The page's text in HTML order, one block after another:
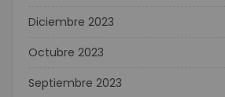
Diciembre 2023
Octubre 2023
Septiembre 2023